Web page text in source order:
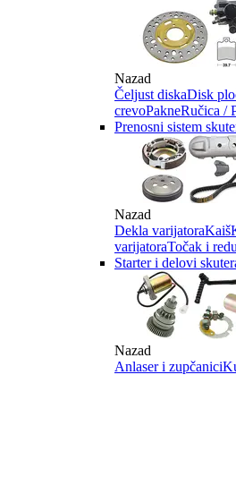
Nazad
Čeljust diskaDisk
crevoPakneRučica /
Prenosni sistem
Nazad
Dekla varijatoraKaiš
varijatoraTočak i
Starter i delovi
Nazad
Anlaser i zupčanici